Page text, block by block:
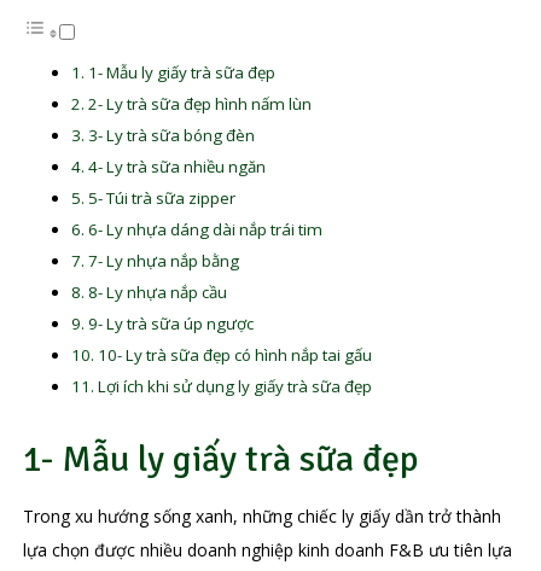
1- Mẫu ly giấy trà sữa đẹp
2- Ly trà sữa đẹp hình nấm lùn
3- Ly trà sữa bóng đèn
4- Ly trà sữa nhiều ngăn
5- Túi trà sữa zipper
6- Ly nhựa dáng dài nắp trái tim
7- Ly nhựa nắp bằng
8- Ly nhựa nắp cầu
9- Ly trà sữa úp ngược
10- Ly trà sữa đẹp có hình nắp tai gấu
Lợi ích khi sử dụng ly giấy trà sữa đẹp
1- Mẫu ly giấy trà sữa đẹp
Trong xu hướng sống xanh, những chiếc ly giấy dần trở thành
lựa chọn được nhiều doanh nghiệp kinh doanh F&B ưu tiên lựa